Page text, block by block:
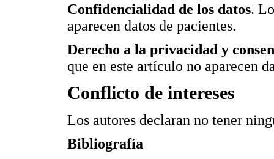
Confidencialidad de los datos.
aparecen datos de pacientes.
Derecho a la privacidad y
que en este artículo no aparecen
Conflicto de intereses
Los autores declaran no tener
Bibliografía